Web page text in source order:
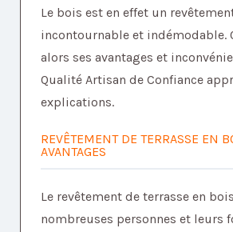
Le bois est en effet un
incontournable et indémodable.
alors ses avantages et
Qualité Artisan de Confiance
explications.
REVÊTEMENT DE TERRASSE EN
AVANTAGES
Le revêtement de terrasse en
nombreuses personnes et leurs